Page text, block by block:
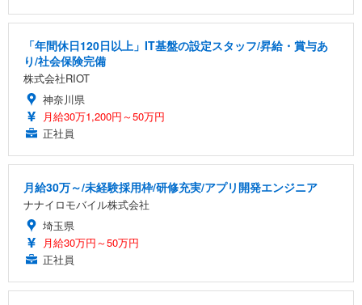
「年間休日120日以上」IT基盤の設定スタッフ/昇給・賞与あ
り/社会保険完備
株式会社RIOT
神奈川県
月給30万1,200円～50万円
正社員
月給30万～/未経験採用枠/研修充実/アプリ開発エンジニア
ナナイロモバイル株式会社
埼玉県
月給30万円～50万円
正社員